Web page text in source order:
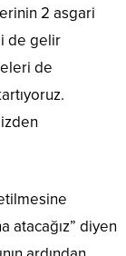
2 asgari
de gelir
de
atacağız” diyen